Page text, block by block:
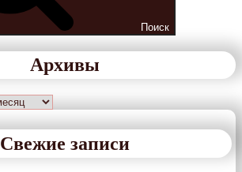
Поиск
Архивы
Свежие записи